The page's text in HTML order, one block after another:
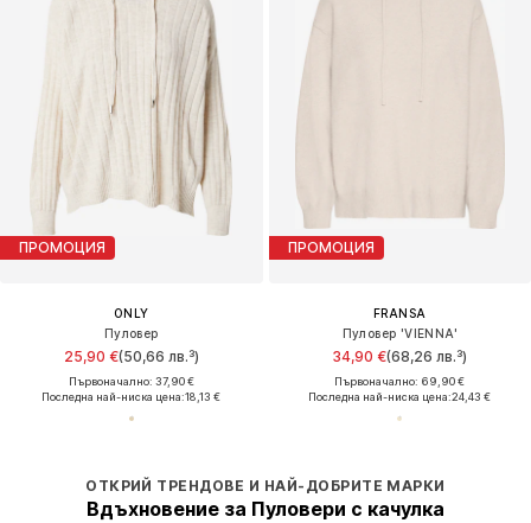
ПРОМОЦИЯ
ONLY
Пуловер
25,90 €(50,66 лв.³)
Първоначално: 37,90 €
Последна най-ниска цена:18,13 €
ПРОМОЦИЯ
FRANSA
Пуловер 'VIENNA'
34,90 €(68,26 лв.³)
Първоначално: 69,90 €
Последна най-ниска цена:24,43 €
ОТКРИЙ ТРЕНДОВЕ И НАЙ-ДОБРИТЕ МАРКИ
Вдъхновение за Пуловери с качулка